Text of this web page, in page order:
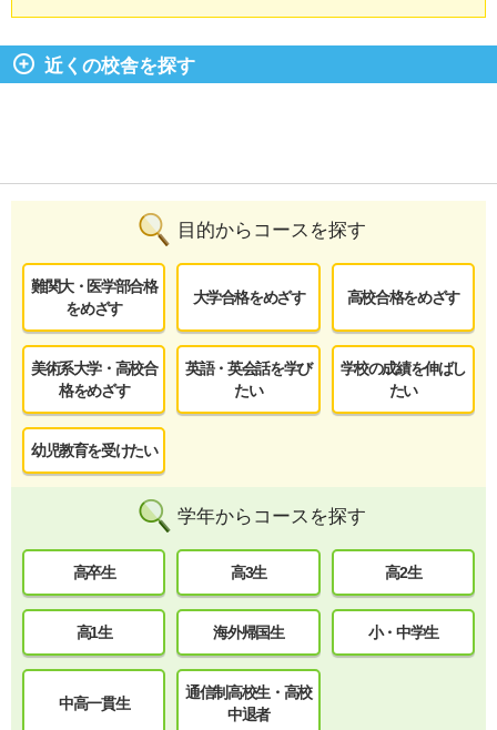
近くの校舎を探す
目的からコースを探す
難関大・医学部合格
をめざす
大学合格をめざす 高校合格をめざす
美術系大学・高校合
格をめざす
英語・英会話を学び
たい
学校の成績を伸ばし
たい
幼児教育を受けたい
学年からコースを探す
高卒生 高3生 高2生
高1生 海外帰国生 小・中学生
中高一貫生
通信制高校生・高校
中退者